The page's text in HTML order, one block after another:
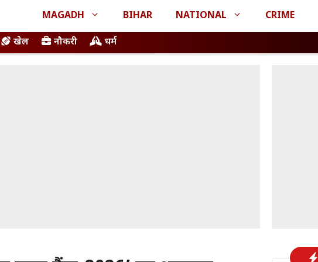
MAGADH BIHAR NATIONAL CRIME
खेल नौकरी धर्म